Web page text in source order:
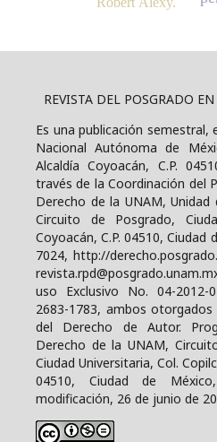
REVISTA DEL POSGRADO
Es una publicación semestral,
Nacional Autónoma de
Alcaldía Coyoacán, C.P.
través de la Coordinación del
Derecho de la UNAM, Unidad
Circuito de Posgrado,
Coyoacán, C.P. 04510,
7024, http://
uso Exclusivo No. 04-2012-
2683-1783, ambos
del Derecho de Autor.
Derecho de la UNAM,
Ciudad Universitaria, Col.
04510, Ciudad de
modificación, 26 de junio de